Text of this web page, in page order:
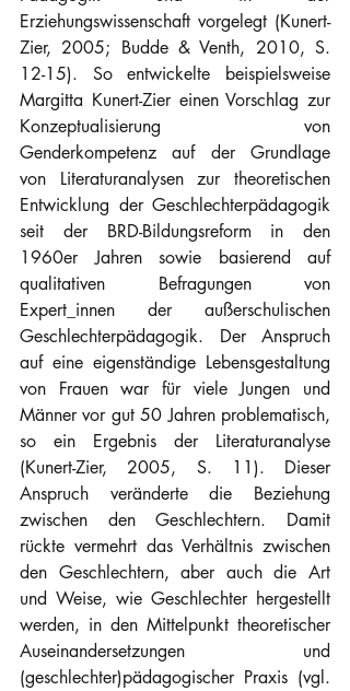
Erziehungswissenschaft vorgelegt (Kunert-
Zier, 2005; Budde & Venth, 2010, S.
12-15). So entwickelte beispielsweise
Margitta Kunert-Zier einen Vorschlag zur
Konzeptualisierung von
Genderkompetenz auf der Grundlage
von Literaturanalysen zur theoretischen
Entwicklung der Geschlechterpädagogik
seit der BRD-Bildungsreform in den
1960er Jahren sowie basierend auf
qualitativen Befragungen von
Expert_innen der außerschulischen
Geschlechterpädagogik. Der Anspruch
auf eine eigenständige Lebensgestaltung
von Frauen war für viele Jungen und
Männer vor gut 50 Jahren problematisch,
so ein Ergebnis der Literaturanalyse
(Kunert-Zier, 2005, S. 11). Dieser
Anspruch veränderte die Beziehung
zwischen den Geschlechtern. Damit
rückte vermehrt das Verhältnis zwischen
den Geschlechtern, aber auch die Art
und Weise, wie Geschlechter hergestellt
werden, in den Mittelpunkt theoretischer
Auseinandersetzungen und
(geschlechter)pädagogischer Praxis (vgl.